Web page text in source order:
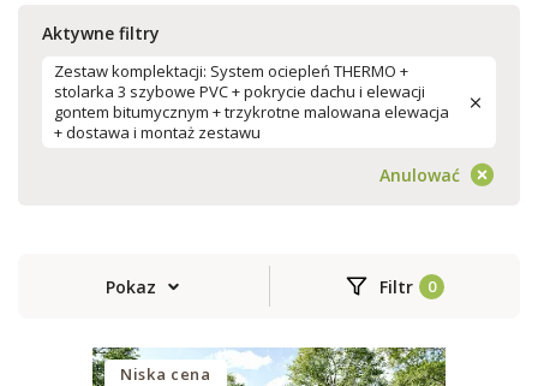
Aktywne filtry
Zestaw komplektacji: System ociepleń THERMO +
stolarka 3 szybowe PVC + pokrycie dachu i elewacji
gontem bitumycznym + trzykrotne malowana elewacja
+ dostawa i montaż zestawu
Anulować
Pokaz Filtr
Niska cena